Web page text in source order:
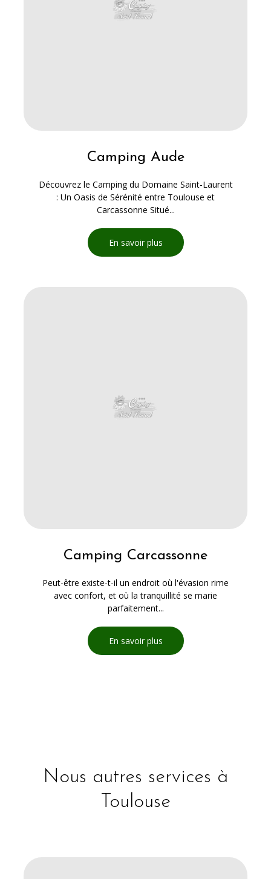
Camping Aude
Découvrez le Camping du Domaine Saint-Laurent
: Un Oasis de Sérénité entre Toulouse et
Carcassonne Situé...
En savoir plus
Camping Carcassonne
Peut-être existe-t-il un endroit où l'évasion rime
avec confort, et où la tranquillité se marie
parfaitement...
En savoir plus
Nous autres services à
Toulouse